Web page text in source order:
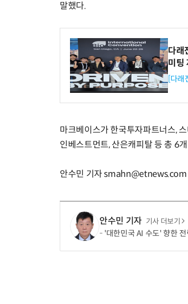
말했다.
다래
미팅
[다래
마크베이스가 한국투자파트너스,
인베스트먼트, 산은캐피탈 등 총 6
안수민 기자 smahn@etnews.com
안수민 기자 기사 더보기
'대한민국 AI 수도' 향한